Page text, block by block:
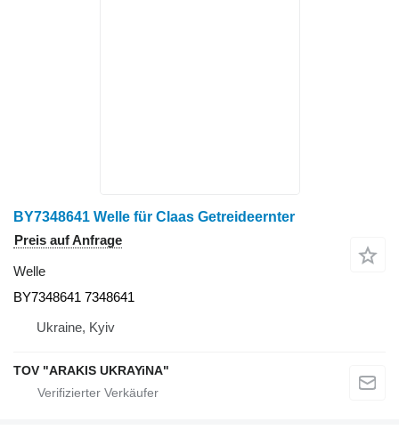
BY7348641 Welle für Claas Getreideernter
Preis auf Anfrage
Welle
BY7348641 7348641
Ukraine, Kyiv
TOV "ARAKIS UKRAYiNA"